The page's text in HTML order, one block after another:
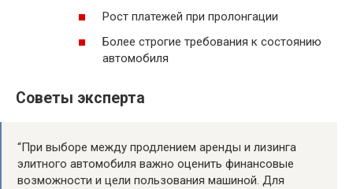
Рост платежей при пролонгации
Более строгие требования к состоянию
автомобиля
Советы эксперта
“При выборе между продлением аренды и лизинга
элитного автомобиля важно оценить финансовые
возможности и цели пользования машиной. Для